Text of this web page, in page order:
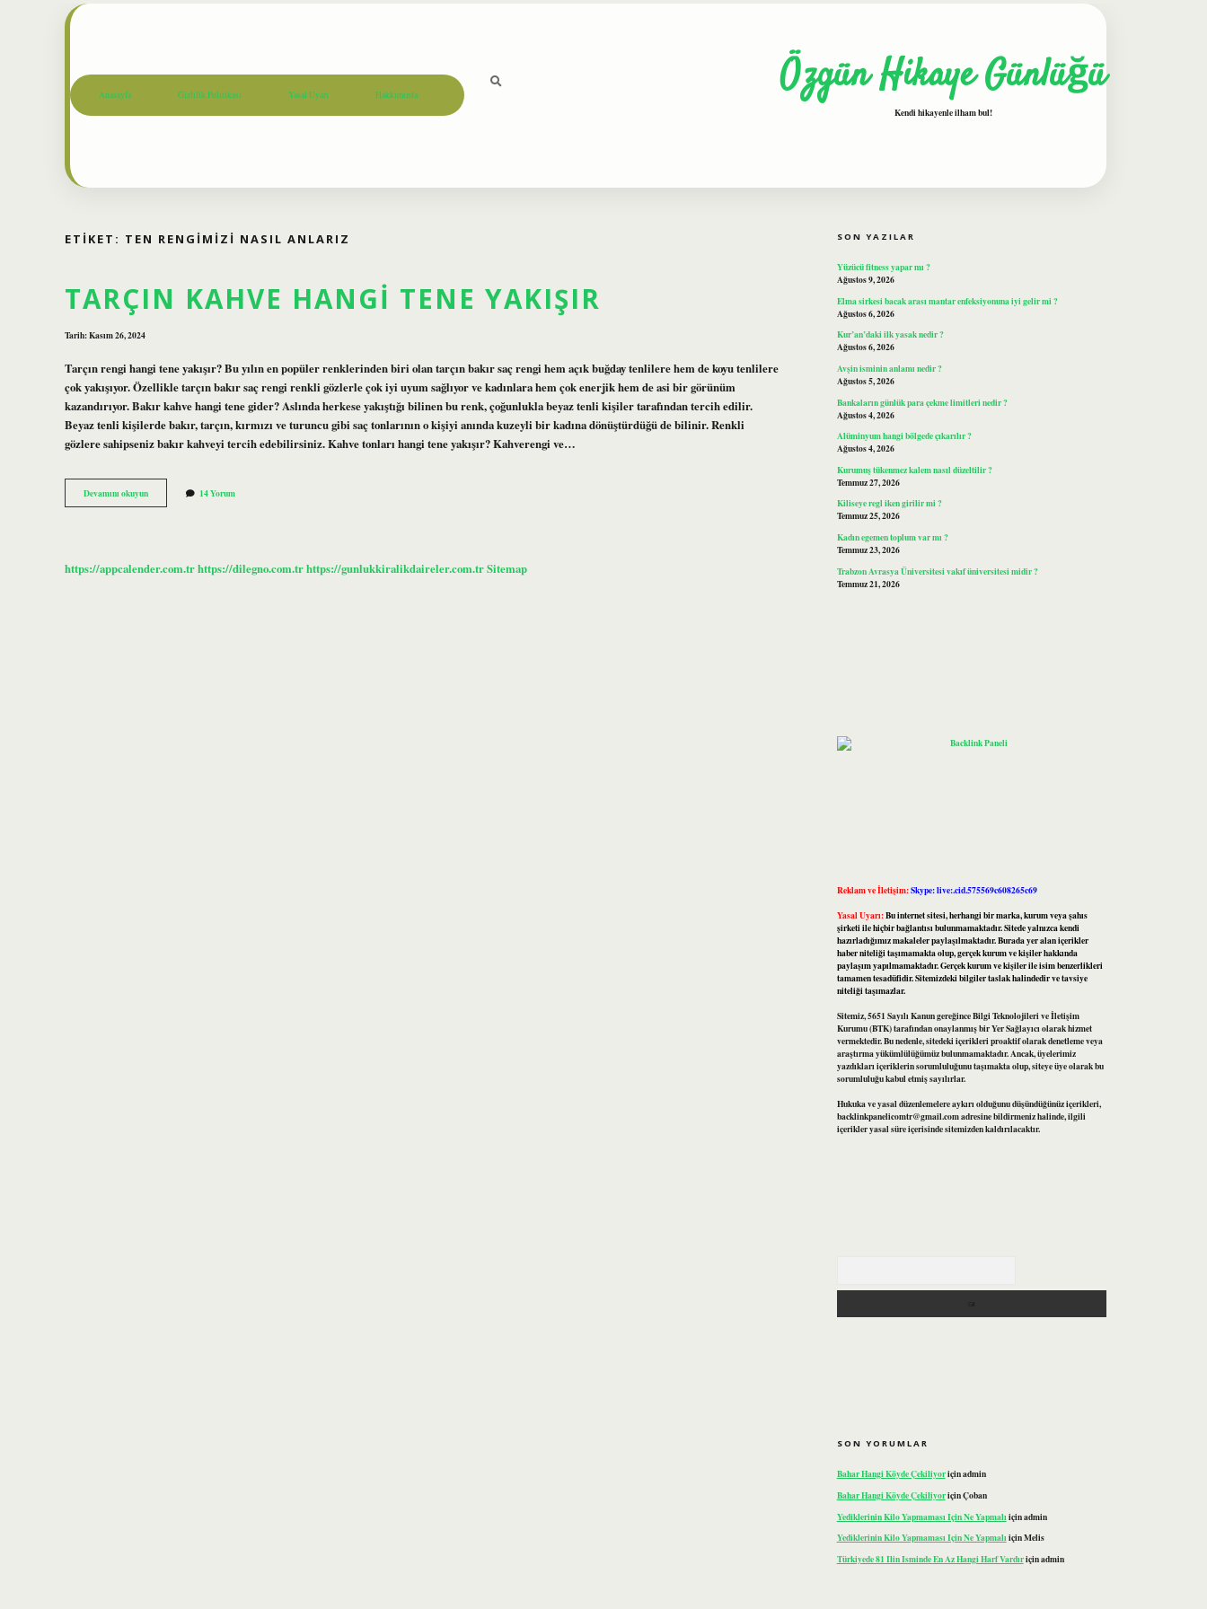
Anasayfa Gizlilik Politikası Yasal Uyarı Hakkımızda Özgün Hikaye Günlüğü
Kendi hikayenle ilham bul!
ETIKET: TEN RENGIMIZI NASIL ANLARIZ
TARÇIN KAHVE HANGI TENE YAKIŞIR
Tarih: Kasım 26, 2024
Tarçın rengi hangi tene yakışır? Bu yılın en popüler renklerinden biri olan tarçın bakır saç rengi hem açık buğday tenlilere hem de koyu tenlilere
çok yakışıyor. Özellikle tarçın bakır saç rengi renkli gözlerle çok iyi uyum sağlıyor ve kadınlara hem çok enerjik hem de asi bir görünüm
kazandırıyor. Bakır kahve hangi tene gider? Aslında herkese yakıştığı bilinen bu renk, çoğunlukla beyaz tenli kişiler tarafından tercih edilir.
Beyaz tenli kişilerde bakır, tarçın, kırmızı ve turuncu gibi saç tonlarının o kişiyi anında kuzeyli bir kadına dönüştürdüğü de bilinir. Renkli
gözlere sahipseniz bakır kahveyi tercih edebilirsiniz. Kahve tonları hangi tene yakışır? Kahverengi ve…
Devamını okuyunTarçın
Kahve
14 Yorum
https://appcalender.com.trhttps://dilegno.com.trhttps://gunlukkiralikdaireler.com.trSitemap
SON YAZILAR
Yüzücü fitness yapar mı ?
Ağustos 9, 2026
Elma sirkesi bacak arası mantar enfeksiyonuna iyi gelir mi ?
Ağustos 6, 2026
Kur’an’daki ilk yasak nedir ?
Ağustos 6, 2026
Avşin isminin anlamı nedir ?
Ağustos 5, 2026
Bankaların günlük para çekme limitleri nedir ?
Ağustos 4, 2026
Alüminyum hangi bölgede çıkarılır ?
Ağustos 4, 2026
Kurumuş tükenmez kalem nasıl düzeltilir ?
Temmuz 27, 2026
Kiliseye regl iken girilir mi ?
Temmuz 25, 2026
Kadın egemen toplum var mı ?
Temmuz 23, 2026
Trabzon Avrasya Üniversitesi vakıf üniversitesi midir ?
Temmuz 21, 2026
Reklam ve İletişim:Skype: live:.cid.575569c608265c69
Yasal Uyarı:Bu internet sitesi, herhangi bir marka, kurum veya şahıs
şirketi ile hiçbir bağlantısı bulunmamaktadır. Sitede yalnızca kendi
hazırladığımız makaleler paylaşılmaktadır. Burada yer alan içerikler
haber niteliği taşımamakta olup, gerçek kurum ve kişiler hakkında
paylaşım yapılmamaktadır. Gerçek kurum ve kişiler ile isim benzerlikleri
tamamen tesadüfidir. Sitemizdeki bilgiler taslak halindedir ve tavsiye
niteliği taşımazlar.
Sitemiz, 5651 Sayılı Kanun gereğince Bilgi Teknolojileri ve İletişim
Kurumu (BTK) tarafından onaylanmış bir Yer Sağlayıcı olarak hizmet
vermektedir. Bu nedenle, sitedeki içerikleri proaktif olarak denetleme veya
araştırma yükümlülüğümüz bulunmamaktadır. Ancak, üyelerimiz
yazdıkları içeriklerin sorumluluğunu taşımakta olup, siteye üye olarak bu
sorumluluğu kabul etmiş sayılırlar.
Hukuka ve yasal düzenlemelere aykırı olduğunu düşündüğünüz içerikleri,
backlinkpanelicomtr@gmail.comadresine bildirmeniz halinde, ilgili
içerikler yasal süre içerisinde sitemizden kaldırılacaktır.
SON YORUMLAR
Bahar Hangi Köyde Çekiliyoriçinadmin
Bahar Hangi Köyde ÇekiliyoriçinÇoban
Yediklerinin Kilo Yapmaması Için Ne Yapmalı içinadmin
Yediklerinin Kilo Yapmaması Için Ne YapmalıiçinMelis
Türkiyede 81 Ilin Isminde En Az Hangi Harf Vardıriçinadmin